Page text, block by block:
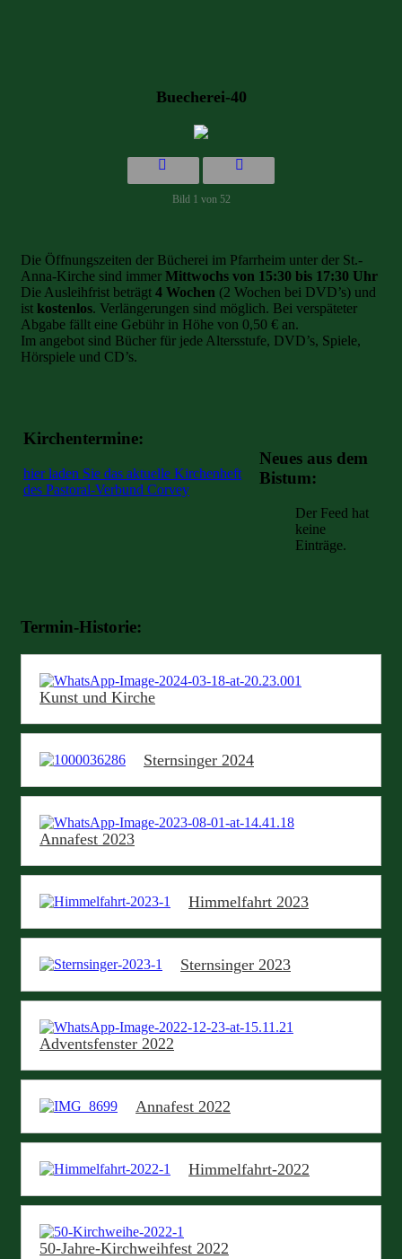
Buecherei-40
Bild 1 von 52
Die Öffnungszeiten der Bücherei im Pfarrheim unter der St.-
Anna-Kirche sind immer Mittwochs von 15:30 bis 17:30 Uhr
Die Ausleihfrist beträgt 4 Wochen (2 Wochen bei DVD’s) und
ist kostenlos. Verlängerungen sind möglich. Bei verspäteter
Abgabe fällt eine Gebühr in Höhe von 0,50 € an.
Im angebot sind Bücher für jede Altersstufe, DVD’s, Spiele,
Hörspiele und CD’s.
Kirchentermine:
hier laden Sie das aktuelle Kirchenheft
des Pastoral-Verbund Corvey
Neues aus dem
Bistum:
Der Feed hat
keine
Einträge.
Termin-Historie:
Kunst und Kirche
Sternsinger 2024
Annafest 2023
Himmelfahrt 2023
Sternsinger 2023
Adventsfenster 2022
Annafest 2022
Himmelfahrt-2022
50-Jahre-Kirchweihfest 2022